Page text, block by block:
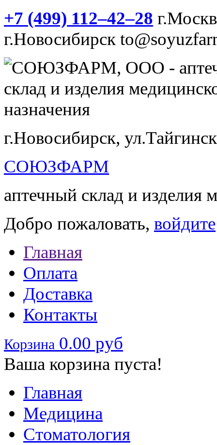
+7 (499) 112‒42‒28
г.Новосибирск
г.Новосибирск,
СОЮЗФАРМ
аптечный склад и изделия
Добро пожаловать, войдите
Главная
Оплата
Доставка
Контакты
Корзина 0.00 руб
Ваша корзина пуста!
Главная
Медицина
Стоматология